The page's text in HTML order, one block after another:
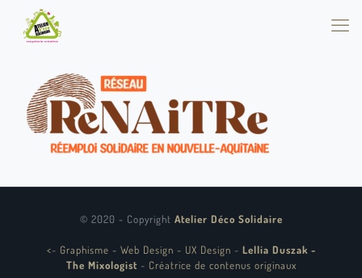
© 2020 - Copyright Atelier Déco Solidaire
<- Graphisme - Web Design - UX Design - Lellia Duszak -
The Mixologist - Créatrice de contenus originaux